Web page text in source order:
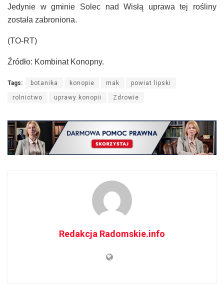
Jedynie w gminie Solec nad Wisłą uprawa tej rośliny
została zabroniona.
(TO-RT)
Źródło: Kombinat Konopny.
Tags: botanika konopie mak powiat lipski
rolnictwo uprawy konopii Zdrowie
Redakcja Radomskie.info